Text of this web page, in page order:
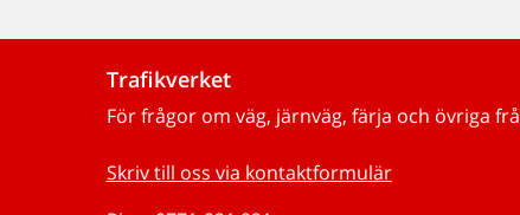
Trafikverket
För frågor om väg, järnväg, färja och övriga
Skriv till oss via kontaktformulär